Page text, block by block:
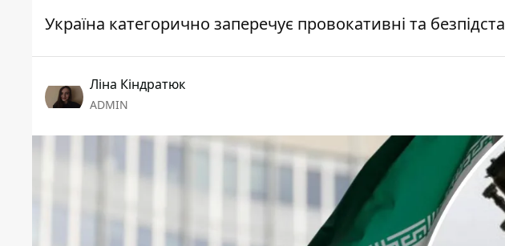
Україна категорично заперечує провокативні та
Ліна Кіндратюк
ADMIN